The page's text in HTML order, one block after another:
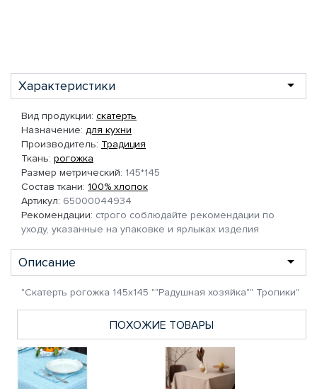
Характеристики
Вид продукции: скатерть
Назначение: для кухни
Производитель: Традиция
Ткань: рогожка
Размер метрический: 145*145
Состав ткани: 100% хлопок
Артикул: 65000044934
Рекомендации: строго соблюдайте рекомендации по
уходу, указанные на упаковке и ярлыках изделия
Описание
"Скатерть рогожка 145х145 ""Радушная хозяйка"" Тропики"
ПОХОЖИЕ ТОВАРЫ